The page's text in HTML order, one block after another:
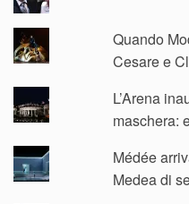
Quando
Cesare e
L’Arena
maschera:
Médée
Medea di